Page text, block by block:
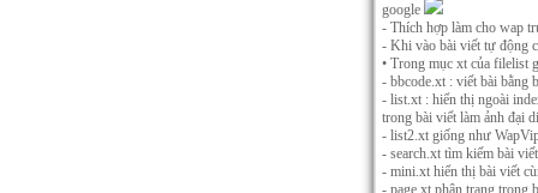
google
- Thích hợp làm cho wap
- Khi vào bài viết tự động
• Trong mục xt của filelist
- bbcode.xt : viết bài bằng
- list.xt : hiển thị ngoài
trong bài viết làm ảnh đại
- list2.xt giống như
- search.xt tìm kiếm bài
- mini.xt hiển thị bài viết